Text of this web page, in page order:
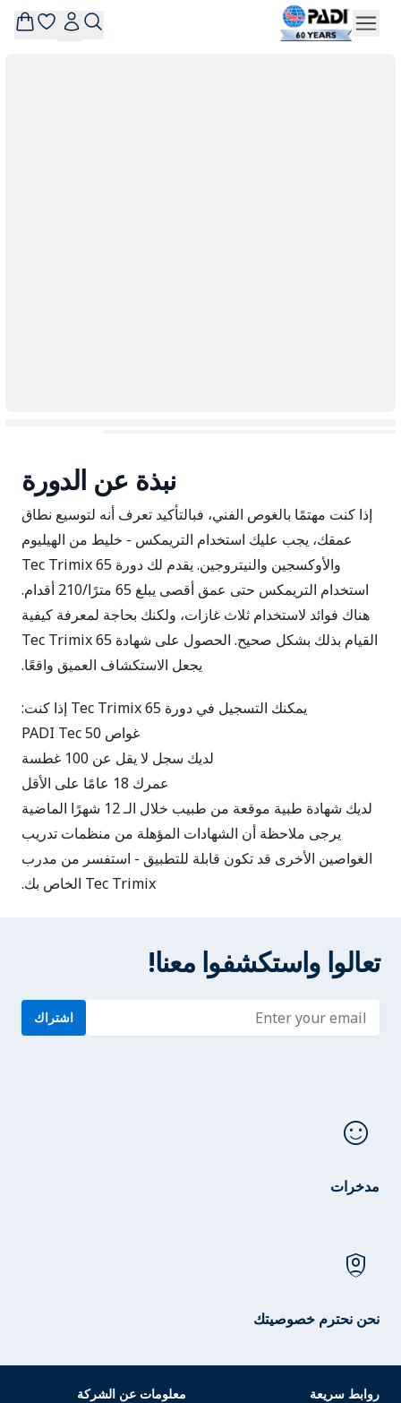
نبذة عن الدورة
إذا كنت مهتمًا بالغوص الفني، فبالتأكيد تعرف أنه لتوسيع نطاق
عمقك، يجب عليك استخدام التريمكس - خليط من الهيليوم
والأوكسجين والنيتروجين. يقدم لك دورة Tec Trimix 65
استخدام التريمكس حتى عمق أقصى يبلغ 65 مترًا/210 أقدام.
هناك فوائد لاستخدام ثلاث غازات، ولكنك بحاجة لمعرفة كيفية
القيام بذلك بشكل صحيح. الحصول على شهادة Tec Trimix 65
يجعل الاستكشاف العميق واقعًا.
يمكنك التسجيل في دورة Tec Trimix 65 إذا كنت:
غواص PADI Tec 50
لديك سجل لا يقل عن 100 غطسة
عمرك 18 عامًا على الأقل
لديك شهادة طبية موقعة من طبيب خلال الـ 12 شهرًا الماضية
يرجى ملاحظة أن الشهادات المؤهلة من منظمات تدريب
الغواصين الأخرى قد تكون قابلة للتطبيق - استفسر من مدرب
Tec Trimix الخاص بك.
تعالوا واستكشفوا معنا!
Enter address اشتراك
sentiment_satisfied
مدخرات
shield_person
نحن نحترم خصوصيتك
روابط سريعة معلومات عن الشركة